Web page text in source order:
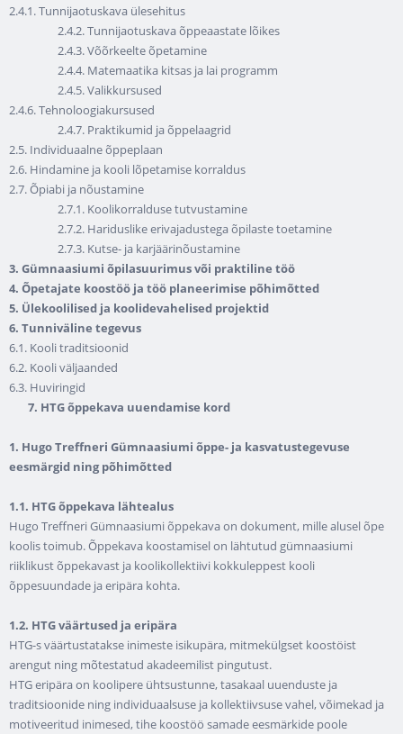
2.4.1. Tunnijaotuskava ülesehitus
2.4.2. Tunnijaotuskava õppeaastate lõikes
2.4.3. Võõrkeelte õpetamine
2.4.4. Matemaatika kitsas ja lai programm
2.4.5. Valikkursused
2.4.6. Tehnoloogiakursused
2.4.7. Praktikumid ja õppelaagrid
2.5. Individuaalne õppeplaan
2.6. Hindamine ja kooli lõpetamise korraldus
2.7. Õpiabi ja nõustamine
2.7.1. Koolikorralduse tutvustamine
2.7.2. Hariduslike erivajadustega õpilaste toetamine
2.7.3. Kutse- ja karjäärinõustamine
3. Gümnaasiumi õpilasuurimus või praktiline töö
4. Õpetajate koostöö ja töö planeerimise põhimõtted
5. Ülekoolilised ja koolidevahelised projektid
6. Tunniväline tegevus
6.1. Kooli traditsioonid
6.2. Kooli väljaanded
6.3. Huviringid
7. HTG õppekava uuendamise kord
1. Hugo Treffneri Gümnaasiumi õppe- ja kasvatustegevuse
eesmärgid ning põhimõtted
1.1. HTG õppekava lähtealus
Hugo Treffneri Gümnaasiumi õppekava on dokument, mille alusel õpe
koolis toimub. Õppekava koostamisel on lähtutud gümnaasiumi
riiklikust õppekavast ja koolikollektiivi kokkuleppest kooli
õppesuundade ja eripära kohta.
1.2. HTG väärtused ja eripära
HTG-s väärtustatakse inimeste isikupära, mitmekülgset koostöist
arengut ning mõtestatud akadeemilist pingutust.
HTG eripära on koolipere ühtsustunne, tasakaal uuenduste ja
traditsioonide ning individuaalsuse ja kollektiivsuse vahel, võimekad ja
motiveeritud inimesed, tihe koostöö samade eesmärkide poole